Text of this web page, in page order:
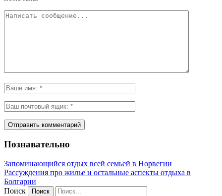
Познавательно
Запоминающийся отдых всей семьей в Норвегии
Рассуждения про жилье и остальные аспекты отдыха в
Болгарии
Поиск